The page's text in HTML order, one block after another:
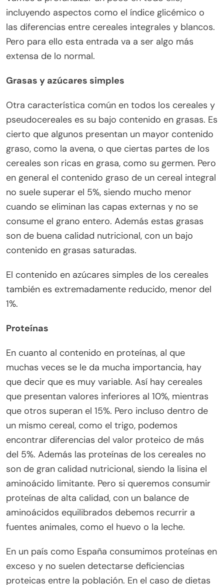
incluyendo aspectos como el índice glicémico o
las diferencias entre cereales integrales y blancos.
Pero para ello esta entrada va a ser algo más
extensa de lo normal.
Grasas y azúcares simples
Otra característica común en todos los cereales y
pseudocereales es su bajo contenido en grasas. Es
cierto que algunos presentan un mayor contenido
graso, como la avena, o que ciertas partes de los
cereales son ricas en grasa, como su germen. Pero
en general el contenido graso de un cereal integral
no suele superar el 5%, siendo mucho menor
cuando se eliminan las capas externas y no se
consume el grano entero. Además estas grasas
son de buena calidad nutricional, con un bajo
contenido en grasas saturadas.
El contenido en azúcares simples de los cereales
también es extremadamente reducido, menor del
1%.
Proteínas
En cuanto al contenido en proteínas, al que
muchas veces se le da mucha importancia, hay
que decir que es muy variable. Así hay cereales
que presentan valores inferiores al 10%, mientras
que otros superan el 15%. Pero incluso dentro de
un mismo cereal, como el trigo, podemos
encontrar diferencias del valor proteico de más
del 5%. Además las proteínas de los cereales no
son de gran calidad nutricional, siendo la lisina el
aminoácido limitante. Pero si queremos consumir
proteínas de alta calidad, con un balance de
aminoácidos equilibrados debemos recurrir a
fuentes animales, como el huevo o la leche.
En un país como España consumimos proteínas en
exceso y no suelen detectarse deficiencias
proteicas entre la población. En el caso de dietas